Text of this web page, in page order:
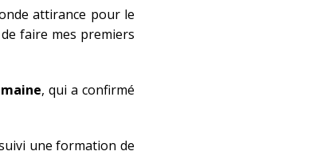
attirance pour le
faire mes premiers
, qui a confirmé
une formation de